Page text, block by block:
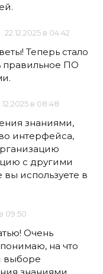
22.12.2025 в 04:42
Теперь стало
правильное ПО
в 08:48
знаниями,
интерфейса,
с другими
используете в
09:50
Очень
на что
выборе